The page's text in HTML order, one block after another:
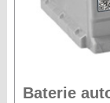
Baterie